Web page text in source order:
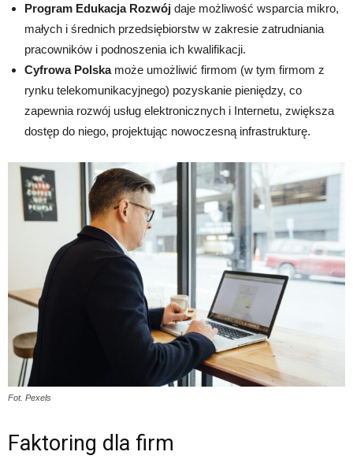
Program Edukacja Rozwój daje możliwość wsparcia mikro,
małych i średnich przedsiębiorstw w zakresie zatrudniania
pracowników i podnoszenia ich kwalifikacji.
Cyfrowa Polskamoże umożliwić firmom (w tym firmom z
rynku telekomunikacyjnego) pozyskanie pieniędzy, co
zapewnia rozwój usług elektronicznych i Internetu, zwiększa
dostęp do niego, projektując nowoczesną infrastrukturę.
Fot. Pexels
Faktoring dla firm